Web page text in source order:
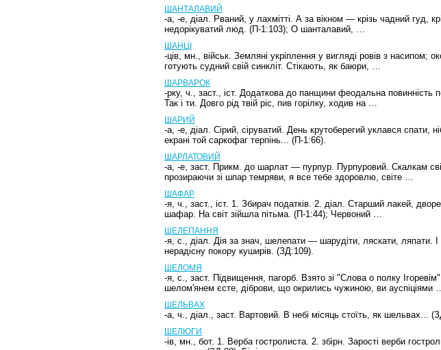
ШАНТАЛАВИЙ
-а, -е, діал. Рваний, у лахмітті. А за вікном — крізь чадний гуд,
недорікуватий люд. (П-1:103); О шанталавий, …
ШАНЦІ
-ців, мн., військ. Земляні укріплення у вигляді ровів з
готують судний свій синкліт. Стікають, як баюри, …
ШАРВАРОК
-рку, ч., заст., іст. Додаткова до панщини феодальна повинність
Так і ти. Довго рід твій ріс, пив горілку, ходив на …
ШАРИЙ
-а, -е, діал. Сірий, сіруватий. День крутоберегий уклався спати,
екрані той саркофаг терпінь... (П-1:66).
ШАРЛАТОВИЙ
-а, -е, заст. Прикм. до шарлат — пурпур. Пурпуровий. Скалкам
прозираючи зі шпар темряви, я все тебе здоровлю, світе …
ШАФАР
-я, ч., заст., іст. 1. Збирач податків. 2. діал. Старший лакей,
шафар. На світ зійшла пітьма. (П-1:44); Червоний …
ШЕЛЕПАННЯ
-я, с., діал. Дія за знач, шелепати — шарудіти, ляскати, ляпати.
нерадісну покору куширів. (ЗД:109).
ШЕЛОМЯ
-я, с., заст. Підвищення, пагорб. Взято зі "Слова о полку
шелом'янем єсте, діброви, що окрились чужиною, ви ауспіціями
ШЕЛЬВАХ
-а, ч., діал., заст. Вартовий. В небі місяць стоїть, як шельвах...
ШЕЛЮГИ
-ів, мн., бот. 1. Верба гостролиста. 2. збірн. Зарості верби